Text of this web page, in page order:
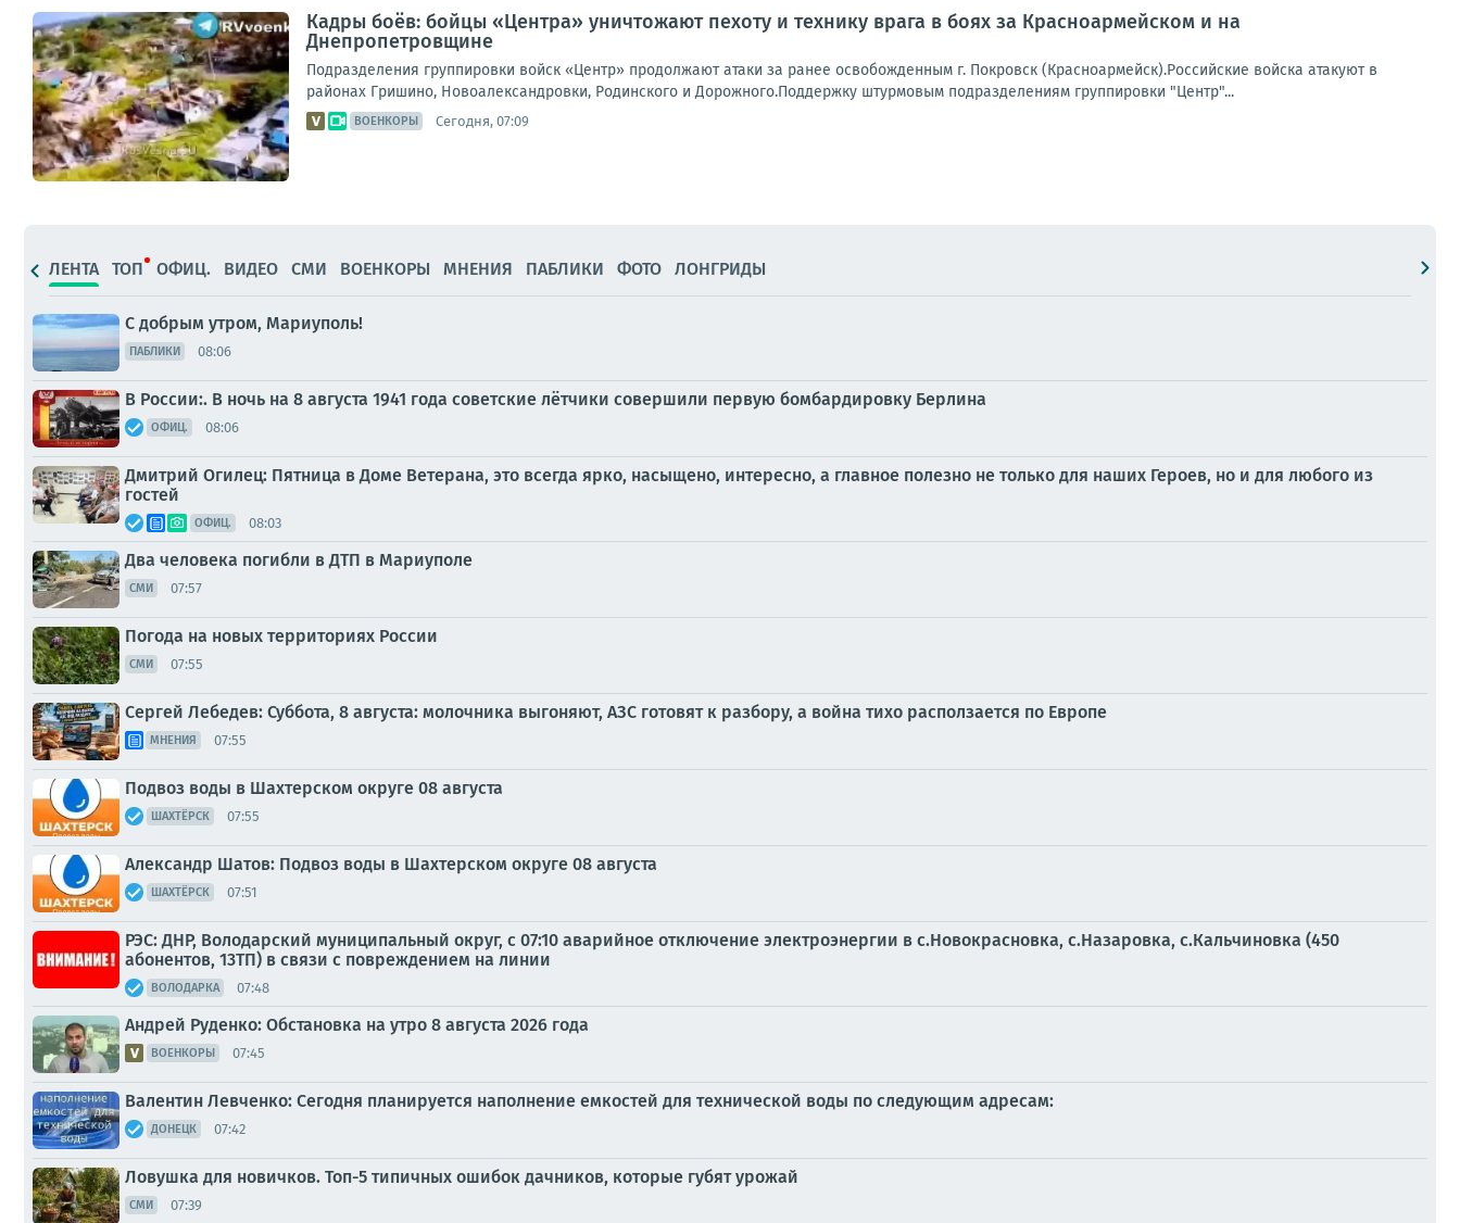
Кадры боёв: бойцы «Центра» уничтожают пехоту и технику врага в боях за Красноармейском и на
Днепропетровщине
Подразделения группировки войск «Центр» продолжают атаки за ранее освобожденным г. Покровск (Красноармейск).Российские войска атакуют в
районах Гришино, Новоалександровки, Родинского и Дорожного.Поддержку штурмовым подразделениям группировки "Центр"...
ВОЕНКОРЫ Сегодня, 07:09
ЛЕНТА ТОП ОФИЦ. ВИДЕО СМИ ВОЕНКОРЫ МНЕНИЯ ПАБЛИКИ ФОТО ЛОНГРИДЫ
С добрым утром, Мариуполь!
ПАБЛИКИ 08:06
В России:. В ночь на 8 августа 1941 года советские лётчики совершили первую бомбардировку Берлина
ОФИЦ. 08:06
Дмитрий Огилец: Пятница в Доме Ветерана, это всегда ярко, насыщено, интересно, а главное полезно не только для наших Героев, но и для любого из
гостей
ОФИЦ. 08:03
Два человека погибли в ДТП в Мариуполе
СМИ 07:57
Погода на новых территориях России
СМИ 07:55
Сергей Лебедев: Суббота, 8 августа: молочника выгоняют, АЗС готовят к разбору, а война тихо расползается по Европе
МНЕНИЯ 07:55
Подвоз воды в Шахтерском округе 08 августа
ШАХТЁРСК 07:55
Александр Шатов: Подвоз воды в Шахтерском округе 08 августа
ШАХТЁРСК 07:51
РЭС: ДНР, Володарский муниципальный округ, с 07:10 аварийное отключение электроэнергии в с.Новокрасновка, с.Назаровка, с.Кальчиновка (450
абонентов, 13ТП) в связи с повреждением на линии
ВОЛОДАРКА 07:48
Андрей Руденко: Обстановка на утро 8 августа 2026 года
ВОЕНКОРЫ 07:45
Валентин Левченко: Сегодня планируется наполнение емкостей для технической воды по следующим адресам:
ДОНЕЦК 07:42
Ловушка для новичков. Топ-5 типичных ошибок дачников, которые губят урожай
СМИ 07:39